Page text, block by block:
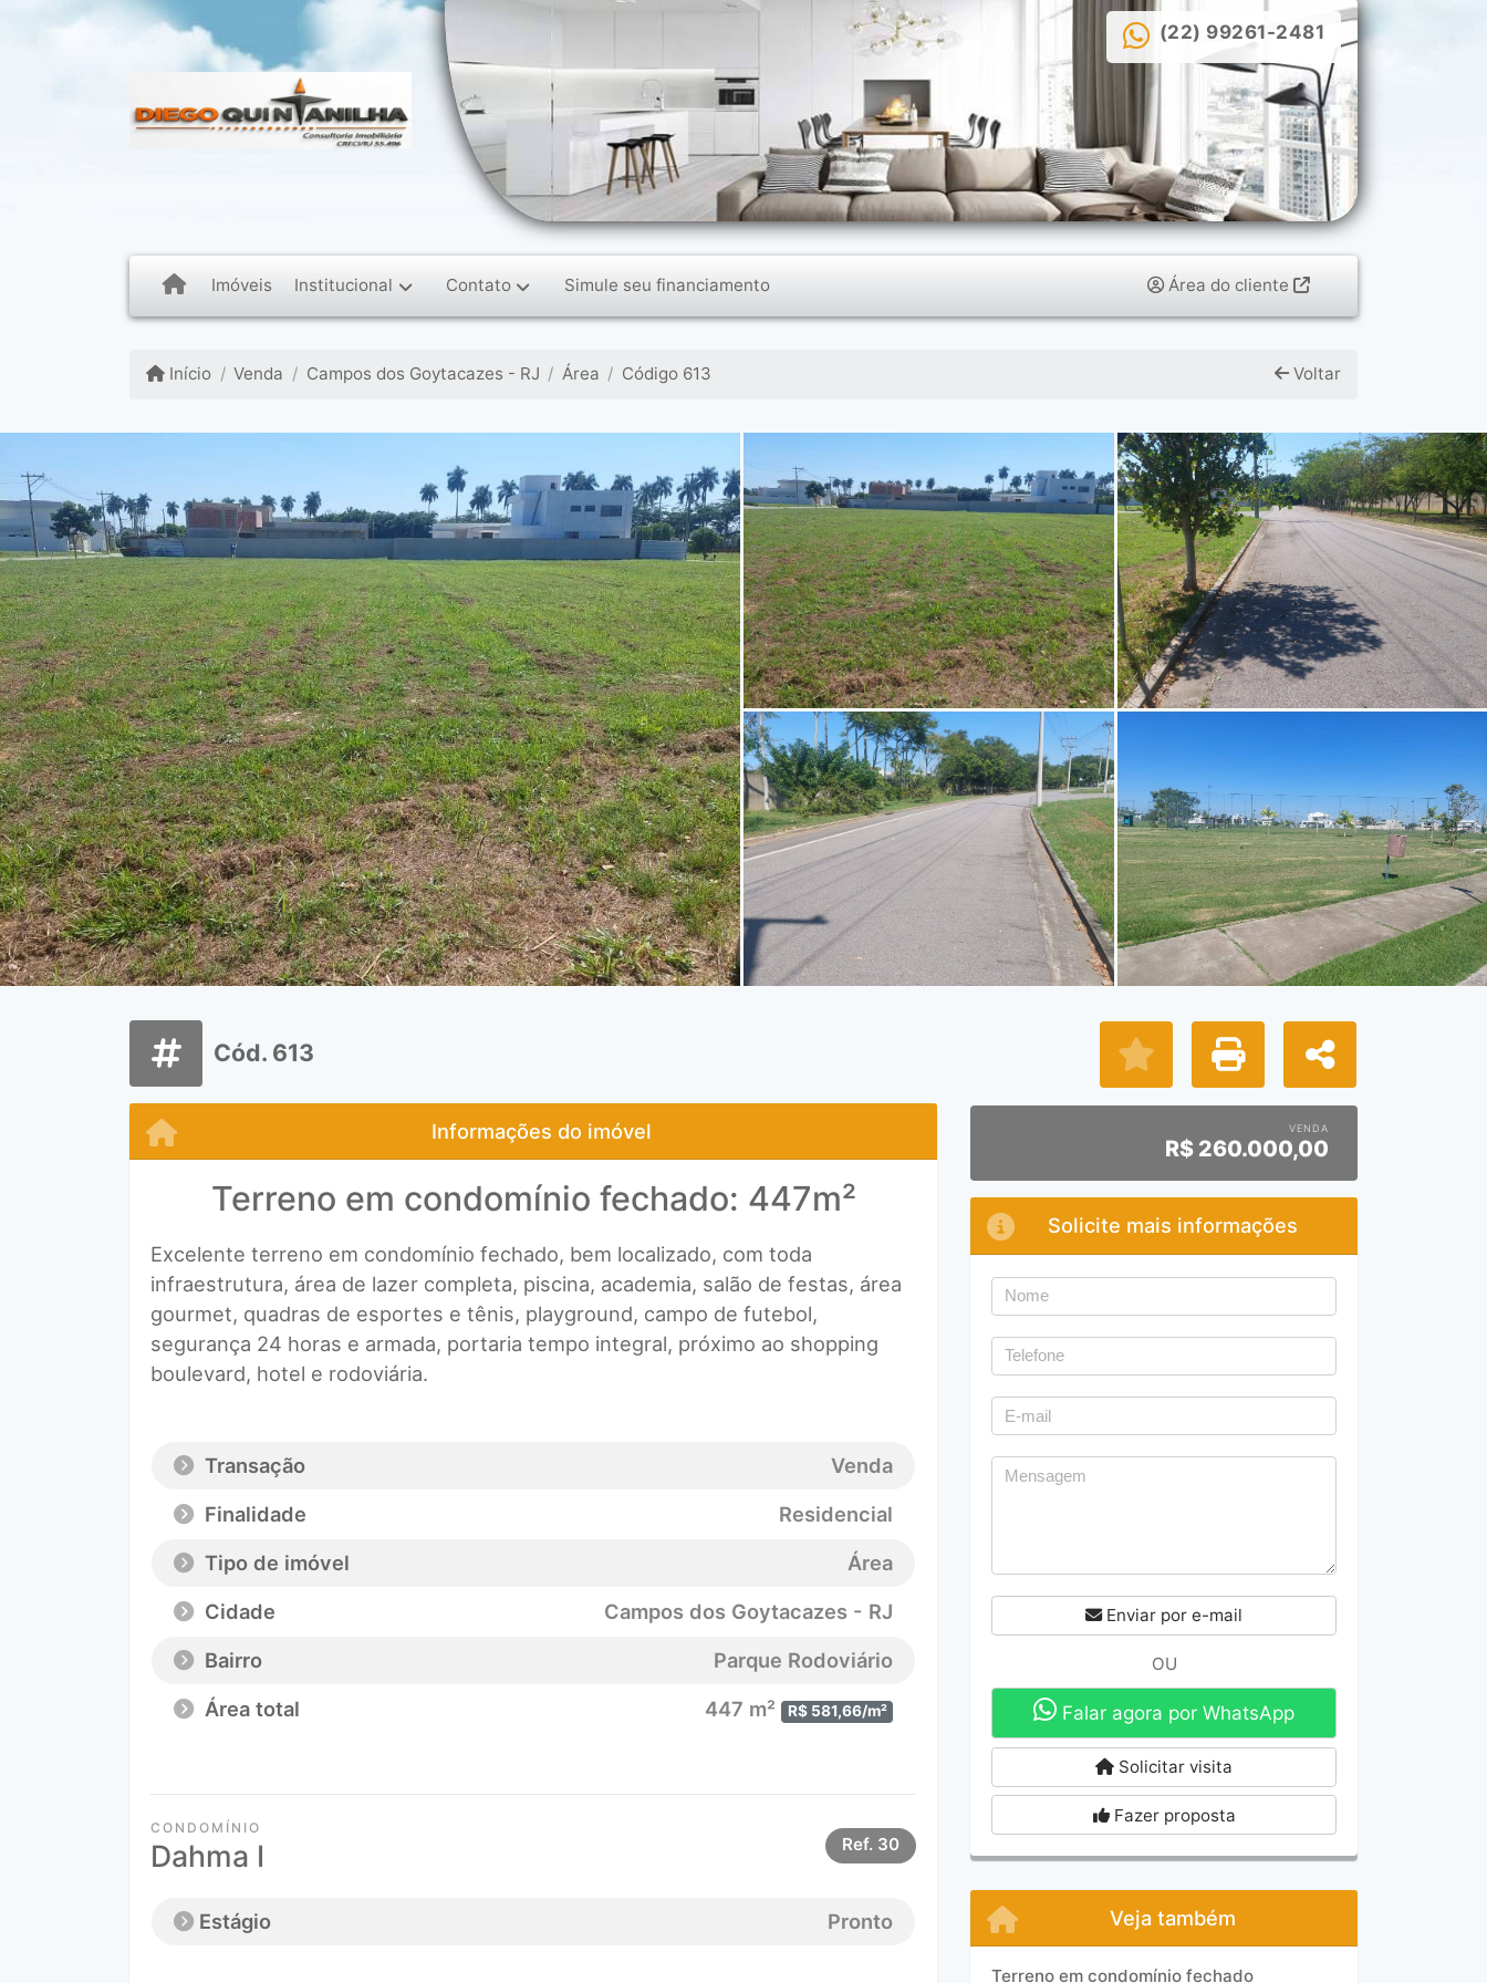
(22) 99261-2481
Imóveis Institucional Contato Simule seu financiamento Área do cliente
Início Venda Campos dos Goytacazes - RJ Área Código 613 Voltar
Cód. 613
Informações do imóvel
Terreno em condomínio fechado: 447m²
Excelente terreno em condomínio fechado, bem localizado, com toda
infraestrutura, área de lazer completa, piscina, academia, salão de festas, área
gourmet, quadras de esportes e tênis, playground, campo de futebol,
segurança 24 horas e armada, portaria tempo integral, próximo ao shopping
boulevard, hotel e rodoviária.
Transação
Venda
Finalidade
Residencial
Tipo de imóvel
Área
Cidade
Campos dos Goytacazes - RJ
Bairro
Parque Rodoviário
Área total
447 m² R$ 581,66/m²
CONDOMÍNIO
Dahma I Ref. 30
Estágio Pronto
VENDA
R$ 260.000,00
Solicite mais informações
Enviar por e-mail
OU
Falar agora por WhatsApp
Solicitar visita
Fazer proposta
Veja também
Terreno em condomínio fechado